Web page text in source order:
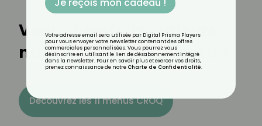
Veau : bienfaits, valeurs
nutritionnelles et recettes
Découvrez les 11 menus CROQ
Votre adresse email sera utilisée par Digital Prisma Players
pour vous envoyer votre newsletter contenant des offres
commerciales personnalisées. Vous pourrez vous
désinscrire en utilisant le lien de désabonnement intégré
dans la newsletter. Pour en savoir plus et exercer vos droits,
prenez connaissance de notre Charte de Confidentialité.